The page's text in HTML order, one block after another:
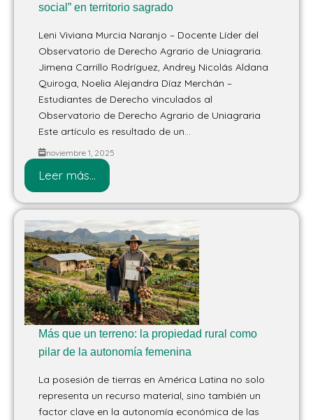
social” en territorio sagrado
Leni Viviana Murcia Naranjo – Docente Líder del
Observatorio de Derecho Agrario de Uniagraria.
Jimena Carrillo Rodríguez, Andrey Nicolás Aldana
Quiroga, Noelia Alejandra Díaz Merchán –
Estudiantes de Derecho vinculados al
Observatorio de Derecho Agrario de Uniagraria
Este artículo es resultado de un...
noviembre 1, 2025
Leer más...
Más que un terreno: la propiedad rural como
pilar de la autonomía femenina
La posesión de tierras en América Latina no solo
representa un recurso material, sino también un
factor clave en la autonomía económica de las